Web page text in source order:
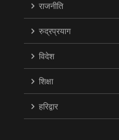
राजनीति
रुद्रप्रयाग
विदेश
शिक्षा
हरिद्वार